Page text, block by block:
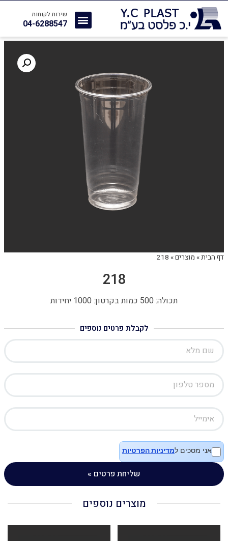
שירות לקוחות
04-6288547
דף הבית» מוצרים»
218
218
תכולה: 500 כמות בקרטון: 1000 יחידות
לקבלת פרטים נוספים
אני מסכים למדיניות הפרטיות
שליחת פרטים »
מוצרים נוספים